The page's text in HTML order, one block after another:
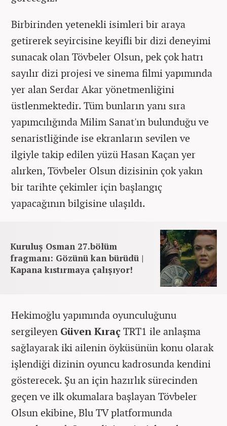
Birbirinden yetenekli isimleri bir araya
getirerek seyircisine keyifli bir dizi deneyimi
sunacak olan Tövbeler Olsun, pek çok hatrı
sayılır dizi projesi ve sinema filmi yapımında
yer alan Serdar Akar yönetmenliğini
üstlenmektedir. Tüm bunların yanı sıra
yapımcılığında Milim Sanat'ın bulunduğu ve
senaristliğinde ise ekranların sevilen ve
ilgiyle takip edilen yüzü Hasan Kaçan yer
alırken, Tövbeler Olsun dizisinin çok yakın
bir tarihte çekimler için başlangıç
yapacağının bilgisine ulaşıldı.
Kuruluş Osman 27.bölüm
fragmanı: Gözünü kan bürüdü |
Kapana kıstırmaya çalışıyor!
Hekimoğlu yapımında oyunculuğunu
sergileyen Güven KıraçTRT1 ile anlaşma
sağlayarak iki ailenin öyküsünün konu olarak
işlendiği dizinin oyuncu kadrosunda kendini
gösterecek. Şu an için hazırlık sürecinden
geçen ve ilk okumalara başlayan Tövbeler
Olsun ekibine, Blu TV platformunda